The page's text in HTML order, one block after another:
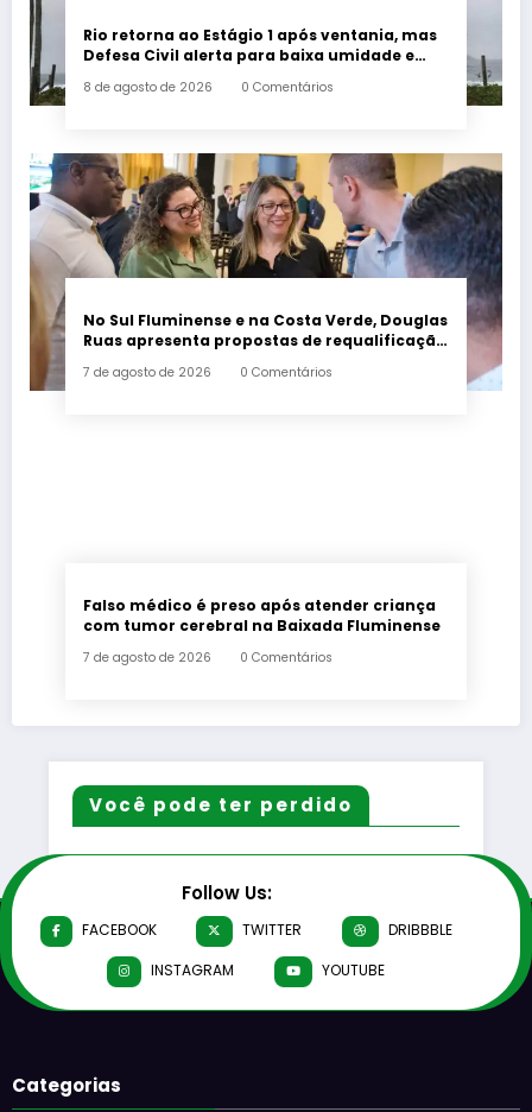
Rio retorna ao Estágio 1 após ventania, mas
Defesa Civil alerta para baixa umidade e
8 de agosto de 2026 0 Comentários
No Sul Fluminense e na Costa Verde, Douglas
Ruas apresenta propostas de requalificação
7 de agosto de 2026 0 Comentários
Falso médico é preso após atender criança
com tumor cerebral na Baixada Fluminense
7 de agosto de 2026 0 Comentários
Você pode ter perdido
Follow Us:
FACEBOOK TWITTER
DRIBBBLE
INSTAGRAM
YOUTUBE
Categorias